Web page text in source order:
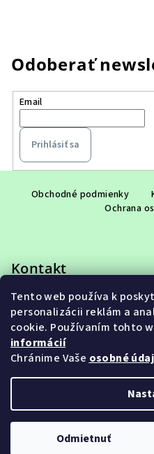
Tento web používa k
personalizácii reklám a
cookie. Používaním tohto
informácií
Chránime Vaše osobné
Odmietnuť
Odoberať
Email
Prihlásiť sa
i
Obchodné podmienky
Ochrana
Kontakt
eshop@adet.sk
+421 948 953 910
Upraviť